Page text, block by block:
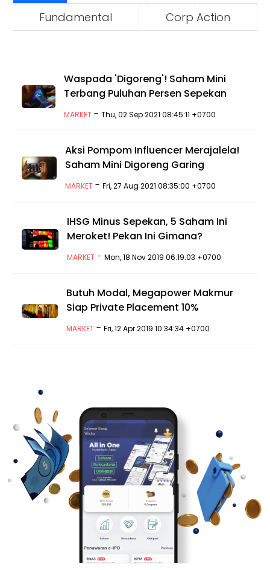
Fundamental
Corp Action
Waspada 'Digoreng'! Saham Mini
Terbang Puluhan Persen Sepekan
MARKET -Thu, 02 Sep 2021 08:45:11 +0700
Aksi Pompom Influencer Merajalela!
Saham Mini Digoreng Garing
MARKET -Fri, 27 Aug 2021 08:35:00 +0700
IHSG Minus Sepekan, 5 Saham Ini
Meroket! Pekan Ini Gimana?
MARKET- Mon, 18 Nov 2019 06:19:03 +0700
Butuh Modal, Megapower Makmur
Siap Private Placement 10%
MARKET -Fri, 12 Apr 2019 10:34:34 +0700